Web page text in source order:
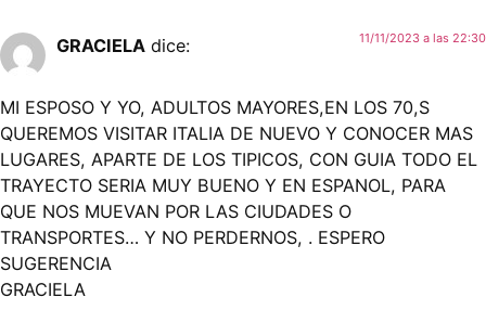
GRACIELA dice: 11/11/2023 a las 22:30
MI ESPOSO Y YO, ADULTOS MAYORES,EN LOS 70,S
QUEREMOS VISITAR ITALIA DE NUEVO Y CONOCER MAS
LUGARES, APARTE DE LOS TIPICOS, CON GUIA TODO EL
TRAYECTO SERIA MUY BUENO Y EN ESPANOL, PARA
QUE NOS MUEVAN POR LAS CIUDADES O
TRANSPORTES… Y NO PERDERNOS, . ESPERO
SUGERENCIA
GRACIELA